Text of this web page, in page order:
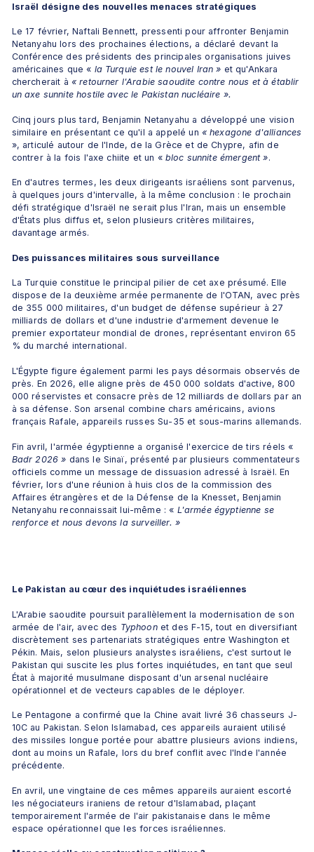
Israël désigne des nouvelles menaces stratégiques
Le 17 février, Naftali Bennett, pressenti pour affronter Benjamin
Netanyahu lors des prochaines élections, a déclaré devant la
Conférence des présidents des principales organisations juives
américaines que « la Turquie est le nouvel Iran » et qu'Ankara
chercherait à « retourner l'Arabie saoudite contre nous et à établir
un axe sunnite hostile avec le Pakistan nucléaire ».
Cinq jours plus tard, Benjamin Netanyahu a développé une vision
similaire en présentant ce qu'il a appelé un
», articulé autour de l'Inde, de la Grèce et de Chypre, afin de
contrer à la fois l'axe chiite et un « bloc sunnite émergent ».
En d'autres termes, les deux dirigeants israéliens sont parvenus,
à quelques jours d'intervalle, à la même conclusion : le prochain
défi stratégique d'Israël ne serait plus l'Iran, mais un ensemble
d'États plus diffus et, selon plusieurs critères militaires,
davantage armés.
Des puissances militaires sous surveillance
La Turquie constitue le principal pilier de cet axe présumé. Elle
dispose de la deuxième armée permanente de l'OTAN, avec près
de 355 000 militaires, d'un budget de défense supérieur à 27
milliards de dollars et d'une industrie d'armement devenue le
premier exportateur mondial de drones, représentant environ 65
% du marché international.
L'Égypte figure également parmi les pays désormais observés de
près. En 2026, elle aligne près de 450 000 soldats d'active, 800
000 réservistes et consacre près de 12 milliards de dollars par an
à sa défense. Son arsenal combine chars américains, avions
français Rafale, appareils russes Su-35 et sous-marins allemands.
Fin avril, l'armée égyptienne a organisé l'exercice de tirs réels «
Badr 2026 » dans le Sinaï, présenté par plusieurs commentateurs
officiels comme un message de dissuasion adressé à Israël. En
février, lors d'une réunion à huis clos de la commission des
Affaires étrangères et de la Défense de la Knesset, Benjamin
Netanyahu reconnaissait lui-même : « L'armée égyptienne se
renforce et nous devons la surveiller. »
Le Pakistan au cœur des inquiétudes israéliennes
L'Arabie saoudite poursuit parallèlement la modernisation de son
armée de l'air, avec des Typhoon et des F-15, tout en diversifiant
discrètement ses partenariats stratégiques entre Washington et
Pékin. Mais, selon plusieurs analystes israéliens, c'est surtout le
Pakistan qui suscite les plus fortes inquiétudes, en tant que seul
État à majorité musulmane disposant d'un arsenal nucléaire
opérationnel et de vecteurs capables de le déployer.
Le Pentagone a confirmé que la Chine avait livré 36 chasseurs J-
10C au Pakistan. Selon Islamabad, ces appareils auraient utilisé
des missiles longue portée pour abattre plusieurs avions indiens,
dont au moins un Rafale, lors du bref conflit avec l'Inde l'année
précédente.
En avril, une vingtaine de ces mêmes appareils auraient escorté
les négociateurs iraniens de retour d'Islamabad, plaçant
temporairement l'armée de l'air pakistanaise dans le même
espace opérationnel que les forces israéliennes.